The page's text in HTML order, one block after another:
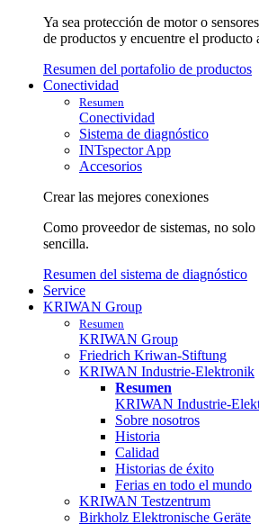
Ya sea protección de motor o
de productos y encuentre el producto
Resumen del portafolio de productos
Conectividad
Resumen
Conectividad
Sistema de diagnóstico
INTspector App
Accesorios
Crear las mejores conexiones
Como proveedor de sistemas, no
sencilla.
Resumen del sistema de diagnóstico
Service
KRIWAN Group
Resumen
KRIWAN Group
Friedrich Kriwan-Stiftung
KRIWAN Industrie-Elektronik
Resumen
KRIWAN Industrie-
Sobre nosotros
Historia
Calidad
Historias de éxito
Ferias en todo el mundo
KRIWAN Testzentrum
Birkholz Elektronische Geräte